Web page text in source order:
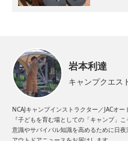
岩本利達
キャンプクエス
NCAJキャンプインストラクター／JACオ
『子どもを育む場としての「キャンプ」
意識やサバイバル知識を高めるために日